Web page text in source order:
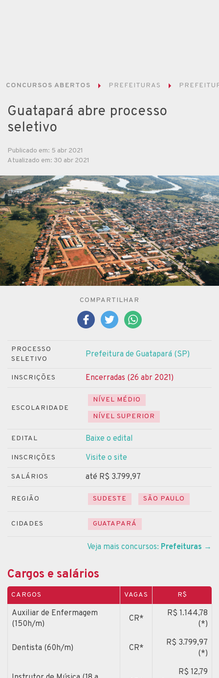
CONCURSOS ABERTOS PREFEITURAS
Guatapará abre processo
seletivo
Publicado em: 5 abr 2021
Atualizado em: 30 abr 2021
COMPARTILHAR
PROCESSO
SELETIVO
Prefeitura de Guatapará (SP)
INSCRIÇÕES Encerradas (26 abr 2021)
ESCOLARIDADE
NÍVEL MÉDIO
NÍVEL SUPERIOR
EDITAL Baixe o edital
INSCRIÇÕES Visite o site
SALÁRIOS até R$ 3.799,97
REGIÃO SUDESTE SÃO PAULO
CIDADES GUATAPARÁ
Veja mais concursos: Prefeituras →
Cargos e salários
CARGOS VAGAS R$
Auxiliar de Enfermagem
(150h/m)
CR*
R$ 1.144,78
(*)
Dentista (60h/m) CR*
R$ 3.799,97
(*)
R$ 12,79